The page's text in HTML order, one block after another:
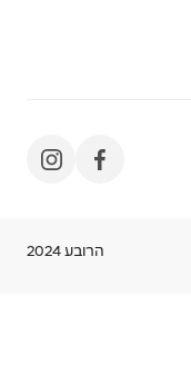
הרובע 2024